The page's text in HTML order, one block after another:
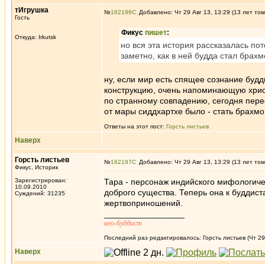
тИгрушка
Гость
Откуда: Irkutsk
№162196 Добавлено: Чт 29 Авг 13, 13:29 (13 лет
Фикус пишет:
но вся эта история рассказалась
заметно, как в ней будда стал
ну, если мир есть спящее сознание
конструкцию, очень напоминающую
по странному совпадению, сегодня
от мары сиддхартхе было - стать
Ответы на этот пост: Горсть листьев
Наверх
Горсть листьев
Фикус, Историк
Зарегистрирован:
10.09.2010
Суждений: 31235
№162197 Добавлено: Чт 29 Авг 13, 13:29 (13 лет
Тара - персонаж индийского
доброго существа. Теперь она к
жертвоприношений.
нео-буддист
Последний раз редактировалось: Горсть листьев (Чт
Наверх